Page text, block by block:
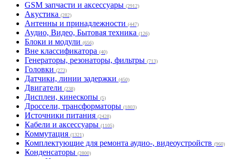
GSM запчасти и аксессуары (2912)
Акустика (282)
Антенны и принадлежности (447)
Аудио, Видео, Бытовая техника (126)
Блоки и модули (656)
Вне классификатора (40)
Генераторы, резонаторы, фильтры (713)
Головки (273)
Датчики, линии задержки (450)
Двигатели (238)
Дисплеи, кинескопы (5)
Дроссели, трансформаторы (1803)
Источники питания (2428)
Кабели и аксессуары (1105)
Коммутация (1321)
Комплектующие для ремонта аудио-, видеоустройств (960)
Конденсаторы (2800)